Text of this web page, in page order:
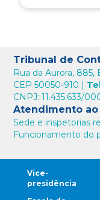
Tribunal de
Rua da Aurora, 885,
CEP 50050-910 |
CNPJ: 11.435.633/
Atendimento ao
Sede e inspetorias
Funcionamento do
Vice-
presidência